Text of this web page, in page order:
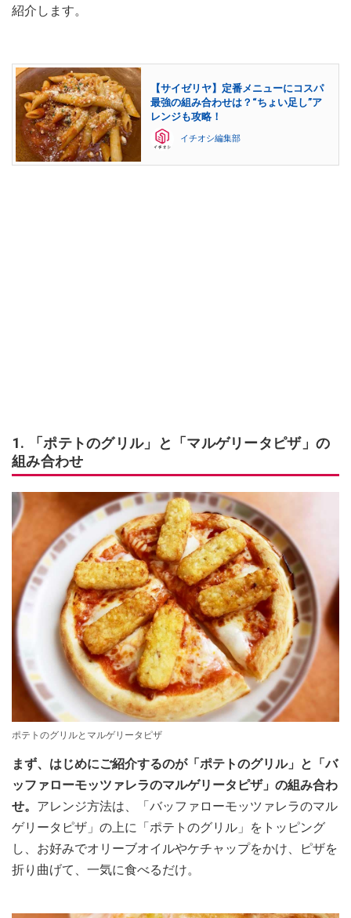
紹介します。
【サイゼリヤ】定番メニューにコスパ
最強の組み合わせは？“ちょい足し”ア
レンジも攻略！
イチオシ編集部
1. 「ポテトのグリル」と「マルゲリータピザ」の
組み合わせ
ポテトのグリルとマルゲリータピザ
まず、はじめにご紹介するのが「ポテトのグリル」と「バ
ッファローモッツァレラのマルゲリータピザ」の組み合わ
せ。 アレンジ方法は、「バッファローモッツァレラのマル
ゲリータピザ」の上に「ポテトのグリル」をトッピング
し、お好みでオリーブオイルやケチャップをかけ、ピザを
折り曲げて、一気に食べるだけ。